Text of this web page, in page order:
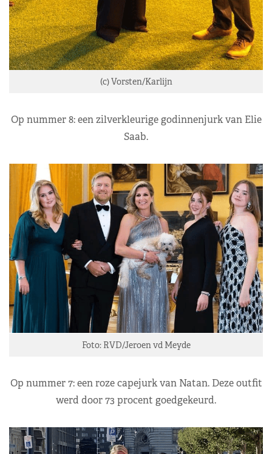
(c) Vorsten/Karlijn
Op nummer 8: een zilverkleurige godinnenjurk van Elie
Saab.
Foto: RVD/Jeroen vd Meyde
Op nummer 7: een roze capejurk van Natan. Deze outfit
werd door 73 procent goedgekeurd.